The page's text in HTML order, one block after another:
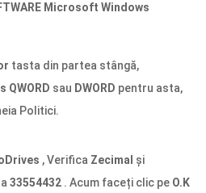
Microsoft Windows
tasta din partea stângă,
QWORD sau DWORD pentru asta,
Politici.
, Verifica Zecimal și
la 33554432 . Acum faceți clic pe O.K